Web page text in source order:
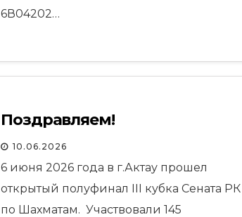
6В04202…
Поздравляем!
10.06.2026
6 июня 2026 года в г.Актау прошел
открытый полуфинал III кубка Сената РК
по Шахматам. Участвовали 145